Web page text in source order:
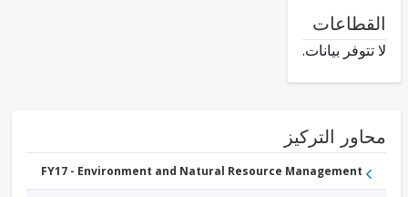
بيانات.
التركيز
FY17 - Environment and Natural Resource Management